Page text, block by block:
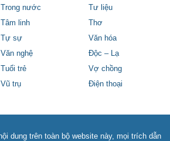
Trong nước
Tư liệu
Tâm linh
Thơ
Tự sự
Văn hóa
Văn nghệ
Độc – Lạ
Tuổi trẻ
Vợ chồng
Vũ trụ Điện thoại
dung trên toàn bộ website này, mọi trích dẫn